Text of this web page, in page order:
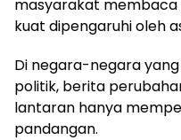
masyarakat
kuat dipengaruhi oleh
Di negara-negara
politik, berita
lantaran hanya
pandangan.